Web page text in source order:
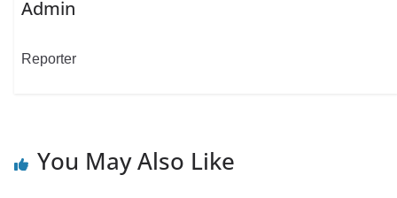
Admin
Reporter
You May Also Like